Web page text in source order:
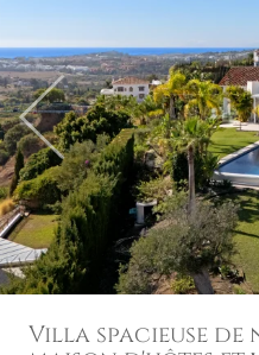
Previous
Villa spacieuse de